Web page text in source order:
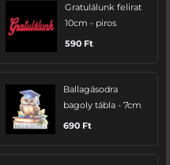
Gratulálunk felirat
10cm - piros
590 Ft
Ballagásodra
bagoly tábla - 7cm
690 Ft